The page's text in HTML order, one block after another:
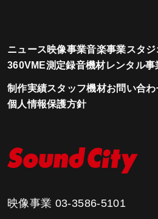
ニュース映像事業音楽事業スタジ
360VME測定録音機材レンタル事
制作実績スタッフ機材お問い合わ
個人情報保護方針
映像事業 03-3586-5101